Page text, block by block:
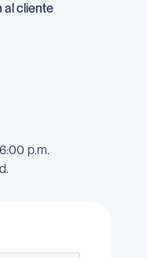
al cliente
p.m.